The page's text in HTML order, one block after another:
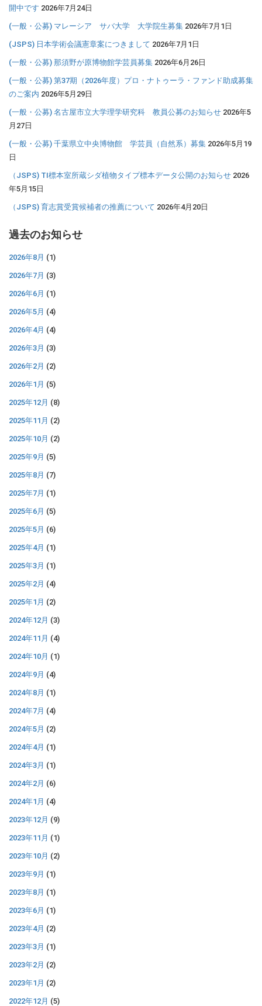
開中です 2026年7月24日
(一般・公募) マレーシア サバ大学 大学院生募集 2026年7月1日
(JSPS) 日本学術会議憲章案につきまして 2026年7月1日
(一般・公募) 那須野が原博物館学芸員募集 2026年6月26日
(一般・公募) 第37期（2026年度）プロ・ナトゥーラ・ファンド助成募集
のご案内 2026年5月29日
(一般・公募) 名古屋市立大学理学研究科 教員公募のお知らせ 2026年5
月27日
(一般・公募) 千葉県立中央博物館 学芸員（自然系）募集 2026年5月19
日
（JSPS) TI標本室所蔵シダ植物タイプ標本データ公開のお知らせ 2026
年5月15日
（JSPS) 育志賞受賞候補者の推薦について 2026年4月20日
過去のお知らせ
2026年8月 (1)
2026年7月 (3)
2026年6月 (1)
2026年5月 (4)
2026年4月 (4)
2026年3月 (3)
2026年2月 (2)
2026年1月 (5)
2025年12月 (8)
2025年11月 (2)
2025年10月 (2)
2025年9月 (5)
2025年8月 (7)
2025年7月 (1)
2025年6月 (5)
2025年5月 (6)
2025年4月 (1)
2025年3月 (1)
2025年2月 (4)
2025年1月 (2)
2024年12月 (3)
2024年11月 (4)
2024年10月 (1)
2024年9月 (4)
2024年8月 (1)
2024年7月 (4)
2024年5月 (2)
2024年4月 (1)
2024年3月 (1)
2024年2月 (6)
2024年1月 (4)
2023年12月 (9)
2023年11月 (1)
2023年10月 (2)
2023年9月 (1)
2023年8月 (1)
2023年6月 (1)
2023年4月 (2)
2023年3月 (1)
2023年2月 (2)
2023年1月 (2)
2022年12月 (5)